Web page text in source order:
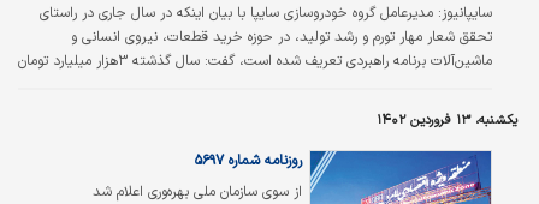
سایپانیوز: مدیرعامل گروه خودروسازی سایپا با بیان اینکه در سال جاری در راستای
تحقق شعار مهار تورم و رشد تولید، در حوزه خرید قطعات، نیروی انسانی و
ماشین‌آلات برنامه راهبردی تعریف شده است، گفت: سال گذشته ۳هزار میلیارد تومان
۶۵درصد بهبود یافته است. محمدعلی تیموری در جمع مدیران گروه خودروسازی
سایپا، با بیان اینکه اولین برنامه‌ای که ضرورت دارد به صورت جدی در سال جدید به
آن…
یکشنبه، ۱۳ فروردین ۱۴۰۲
از سوی سازمان ملی بهره‌وری اعلام شد
روزنامه شماره ۵۶۹۷